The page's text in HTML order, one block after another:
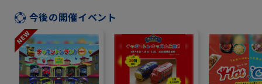
今後の開催イベント